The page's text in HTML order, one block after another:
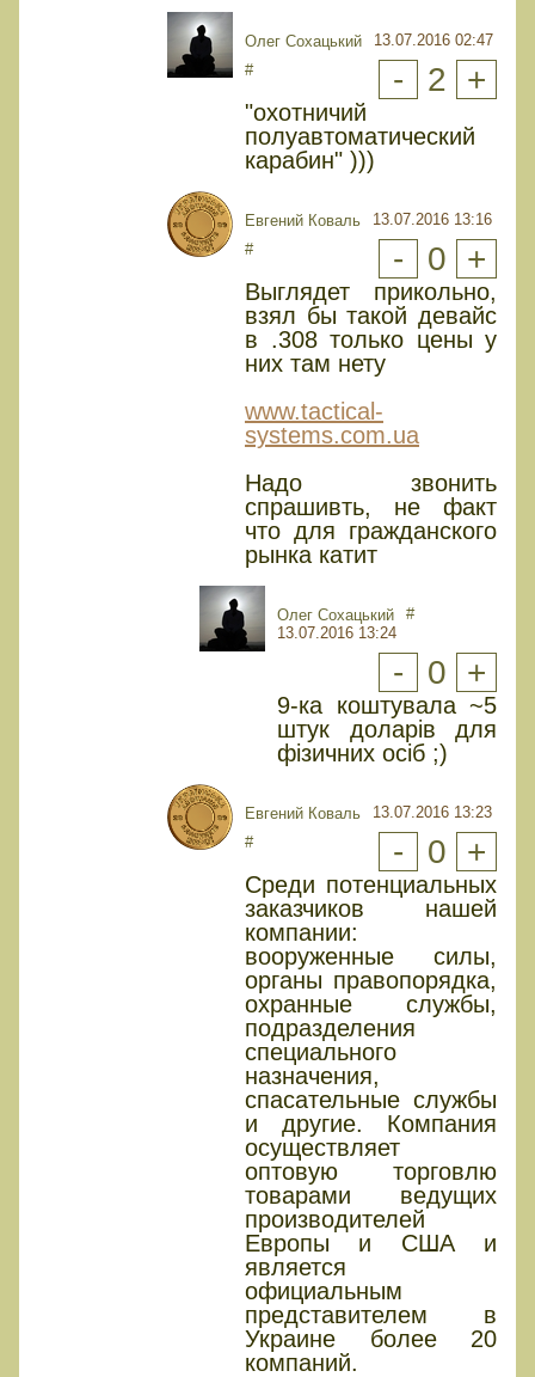
Олег Сохацький
13.07.2016 02:47
#
- 2 +
"охотничий
полуавтоматический
карабин" )))
Евгений Коваль
13.07.2016 13:16
#
- 0 +
Выглядет прикольно,
взял бы такой девайс
в .308 только цены у
них там нету
www.tactical-
systems.com.ua
Надо звонить
спрашивть, не факт
что для гражданского
рынка катит
Олег Сохацький
13.07.2016 13:24
#
- 0 +
9-ка коштувала ~5
штук доларів для
фізичних осіб ;)
Евгений Коваль
13.07.2016 13:23
#
- 0 +
Среди потенциальных
заказчиков нашей
компании:
вооруженные силы,
органы правопорядка,
охранные службы,
подразделения
специального
назначения,
спасательные службы
и другие. Компания
осуществляет
оптовую торговлю
товарами ведущих
производителей
Европы и США и
является
официальным
представителем в
Украине более 20
компаний.